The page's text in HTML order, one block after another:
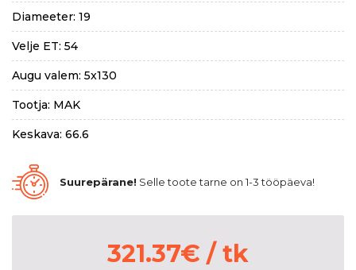
Diameeter: 19
Velje ET: 54
Augu valem: 5x130
Tootja: MAK
Keskava: 66.6
Suurepärane! Selle toote tarne on 1-3 tööpäeva!
321.37€ / tk